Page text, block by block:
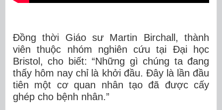
Đồng thời Giáo sư Martin Birchall, thành
viên thuộc nhóm nghiên cứu tại Đại học
Bristol, cho biết: “Những gì chúng ta đang
thấy hôm nay chỉ là khởi đầu. Đây là lần đầu
tiên một cơ quan nhân tạo đã được cấy
ghép cho bệnh nhân.”